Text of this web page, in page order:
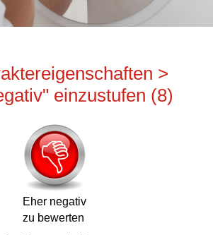
>
einzustufen (8)
Eher negativ
zu bewerten